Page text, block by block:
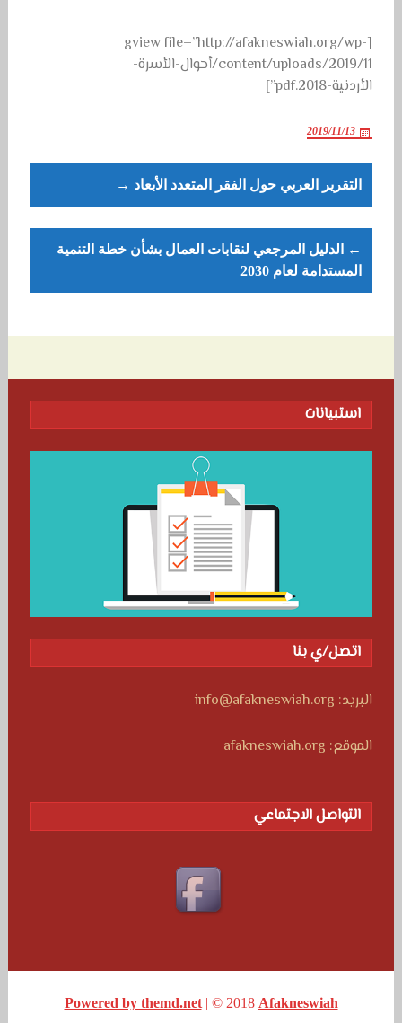
[gview file=”http://afakneswiah.org/wp-
content/uploads/2019/11/أحوال-الأسرة-
الأردنية-2018.pdf”]
2019/11/13
Post
navigation
التقرير العربي حول الفقر المتعدد الأبعاد →
← الدليل المرجعي لنقابات العمال بشأن خطة التنمية
المستدامة لعام 2030
استبيانات
اتصل/ي بنا
البريد: info@afakneswiah.org
الموقع: afakneswiah.org
التواصل الاجتماعي
Powered by themd.net| © 2018 Afakneswiah